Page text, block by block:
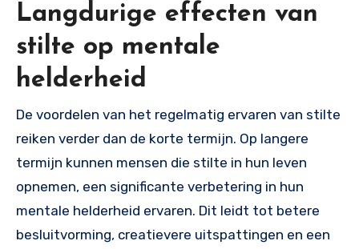
Langdurige effecten van
stilte op mentale
helderheid
De voordelen van het regelmatig ervaren van stilte
reiken verder dan de korte termijn. Op langere
termijn kunnen mensen die stilte in hun leven
opnemen, een significante verbetering in hun
mentale helderheid ervaren. Dit leidt tot betere
besluitvorming, creatievere uitspattingen en een